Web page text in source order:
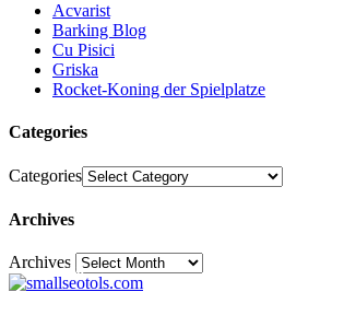
Acvarist
Barking Blog
Cu Pisici
Griska
Rocket-Koning der Spielplatze
Categories
Categories
Archives
Archives30